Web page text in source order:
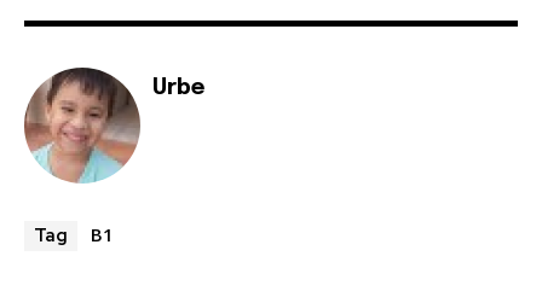
Urbe
Tag B1